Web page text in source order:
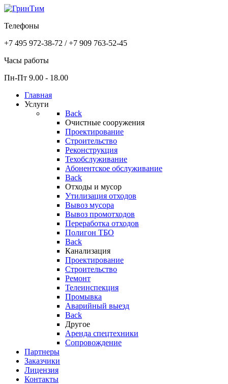
Телефоны
+7 495 972-38-72 / +7 909 763-52-45
Часы работы
Пн-Пт 9.00 - 18.00
Главная
Услуги
Back
Очистные сооружения
Проектирование
Строительство
Реконструкция
Техобслуживание
Абонентское обслуживание
Back
Отходы и мусор
Утилизация отходов
Вывоз мусора
Вывоз промотходов
Переработка отходов
Полигон ТБО
Back
Канализация
Проектирование
Строительство
Ремонт
Телеинспекция
Промывка
Аварийный выезд
Back
Другое
Аренда спецтехники
Сопровождение
Партнеры
Заказчики
Лицензия
Контакты